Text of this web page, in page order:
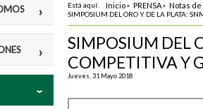
a los
Está aquí: Inicio» PRENSA» Notas de
SIMPOSIUM DEL ORO Y DE LA PLATA:
SIMPOSIUM DEL
COMPETITIVA Y
Jueves, 31 Mayo 2018